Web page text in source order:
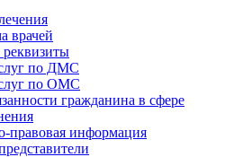
врачей
по ДМС
по ОМС
гражданина в сфере
правовая информация